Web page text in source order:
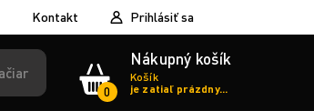
Kontakt Prihlásiť sa
0
Nákupný košík
Košík
je zatiaľ prázdny...